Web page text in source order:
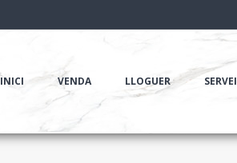
INICI VENDA LLOGUER